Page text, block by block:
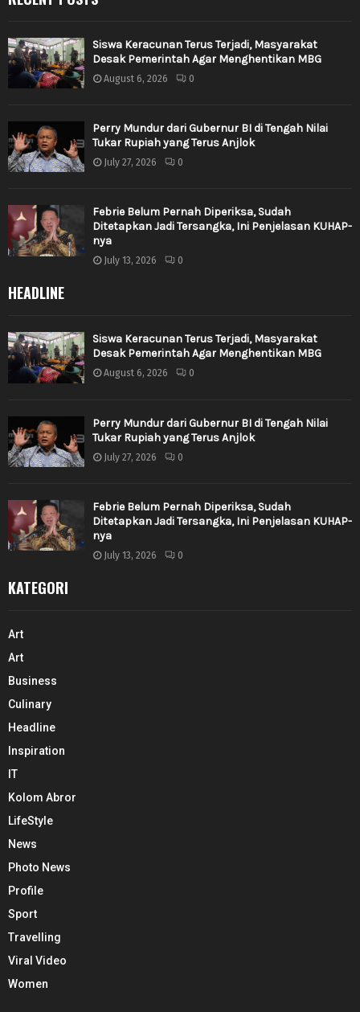
Siswa Keracunan Terus Terjadi, Masyarakat
Desak Pemerintah Agar Menghentikan MBG
August 6, 2026 0
Perry Mundur dari Gubernur BI di Tengah Nilai
Tukar Rupiah yang Terus Anjlok
July 27, 2026 0
Febrie Belum Pernah Diperiksa, Sudah
Ditetapkan Jadi Tersangka, Ini Penjelasan KUHAP-
nya
July 13, 2026 0
HEADLINE
Siswa Keracunan Terus Terjadi, Masyarakat
Desak Pemerintah Agar Menghentikan MBG
August 6, 2026 0
Perry Mundur dari Gubernur BI di Tengah Nilai
Tukar Rupiah yang Terus Anjlok
July 27, 2026 0
Febrie Belum Pernah Diperiksa, Sudah
Ditetapkan Jadi Tersangka, Ini Penjelasan KUHAP-
nya
July 13, 2026 0
KATEGORI
Art
Art
Business
Culinary
Headline
Inspiration
IT
Kolom Abror
LifeStyle
News
Photo News
Profile
Sport
Travelling
Viral Video
Women